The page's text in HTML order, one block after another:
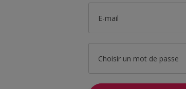
E-mail
Choisir un mot de passe